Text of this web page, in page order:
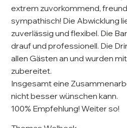
extrem zuvorkommend,
sympathisch! Die Abwicklung
zuverlässig und flexibel. Die
drauf und professionell. Die
allen Gästen an und wurden
zubereitet.
Insgesamt eine
nicht besser wünschen kann.
100% Empfehlung! Weiter so!